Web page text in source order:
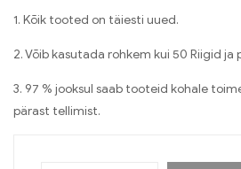
1. Kõik tooted on täiesti uued.
2. Võib kasutada rohkem kui 50 Riigid
3. 97 % jooksul saab tooteid kohale
pärast tellimist.